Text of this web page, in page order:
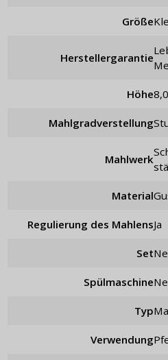
Größe
Herstellergarantie
Lebensdauer des
Höhe
Mahlgradverstellung
Mahlwerk
Scheibenmahlwerk ,
Material
Regulierung des Mahlens ja
Set
Spülmaschine
Typ
Verwendung